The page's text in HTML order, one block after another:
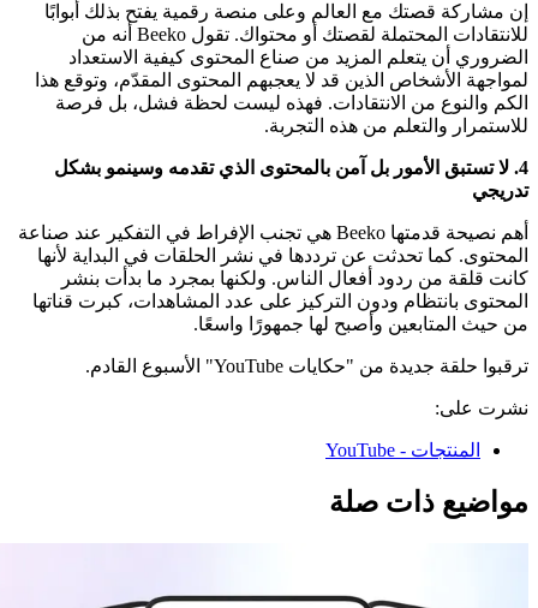
إن مشاركة قصتك مع العالم وعلى منصة رقمية يفتح بذلك أبوابًا
للانتقادات المحتملة لقصتك أو محتواك. تقول Beeko أنه من
الضروري أن يتعلم المزيد من صناع المحتوى كيفية الاستعداد
لمواجهة الأشخاص الذين قد لا يعجبهم المحتوى المقدّم، وتوقع هذا
الكم والنوع من الانتقادات. فهذه ليست لحظة فشل، بل فرصة
للاستمرار والتعلم من هذه التجربة.
4. لا تستبق الأمور بل آمن بالمحتوى الذي تقدمه وسينمو بشكل
تدريجي
أهم نصيحة قدمتها Beeko هي تجنب الإفراط في التفكير عند صناعة
المحتوى. كما تحدثت عن ترددها في نشر الحلقات في البداية لأنها
كانت قلقة من ردود أفعال الناس. ولكنها بمجرد ما بدأت بنشر
المحتوى بانتظام ودون التركيز على عدد المشاهدات، كبرت قناتها
من حيث المتابعين وأصبح لها جمهورًا واسعًا.
ترقبوا حلقة جديدة من "حكايات YouTube" الأسبوع القادم.
نشرت على:
المنتجات - YouTube
مواضيع ذات صلة